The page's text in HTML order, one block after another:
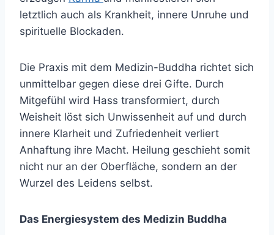
letztlich auch als Krankheit, innere Unruhe und
spirituelle Blockaden.
Die Praxis mit dem Medizin-Buddha richtet sich
unmittelbar gegen diese drei Gifte. Durch
Mitgefühl wird Hass transformiert, durch
Weisheit löst sich Unwissenheit auf und durch
innere Klarheit und Zufriedenheit verliert
Anhaftung ihre Macht. Heilung geschieht somit
nicht nur an der Oberfläche, sondern an der
Wurzel des Leidens selbst.
Das Energiesystem des Medizin Buddha